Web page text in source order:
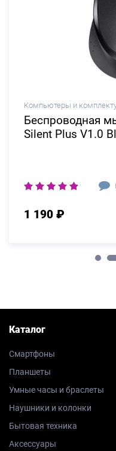
Компьютеры и
Беспроводная
Silent Plus V1.0
1 190 ₽
Каталог
Смартфоны
Планшеты
Умные часы и браслеты
Наушники и колонки
Бытовая техника
Аксессуары